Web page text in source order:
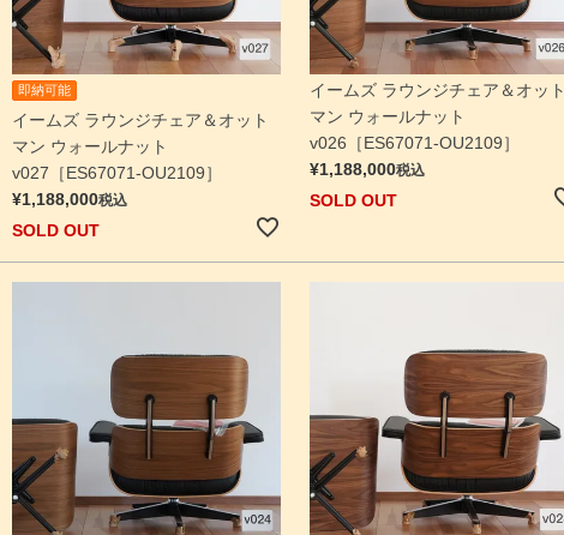
即納可能
イームズ ラウンジチェア＆オット
マン ウォールナット
v027［ES67071-OU2109］
¥1,188,000税込
SOLD OUT
イームズ ラウンジチェア＆オット
マン ウォールナット
v026［ES67071-OU2109］
¥1,188,000税込
SOLD OUT